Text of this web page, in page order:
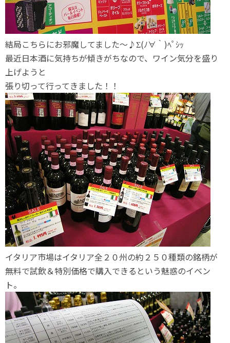
結局こちらにお邪魔してました～♪Σ(ﾉ∀｀)ﾍﾟｼｯ
最近日本酒に気持ちが傾きがちなので、ワイン気分を盛り
上げようと
張り切って行ってきました！！
イタリア市場はイタリア全２０州の約２５０種類の銘柄が
無料で試飲＆特別価格で購入できるという魅惑のイベン
ト。